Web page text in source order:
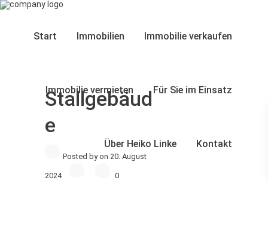
Start Immobilien Immobilie verkaufen
Immobilie vermieten Für Sie im Einsatz
Über Heiko Linke Kontakt
Stallgebäud
e
Posted by on 20. August
2024 0